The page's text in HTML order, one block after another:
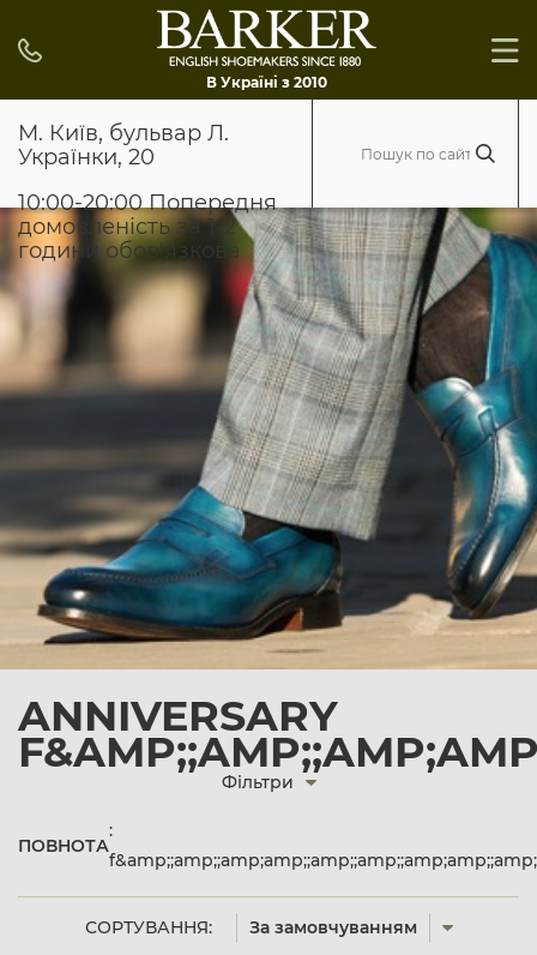
В Україні з 2010
М. Київ, бульвар Л.
Українки, 20
10:00-20:00 Попередня
домовленість за 1-2
години обов'язкова
ANNIVERSARY
СОРТУВАННЯ: За замовчуванням
Фільтри
ПОВНОТА
: